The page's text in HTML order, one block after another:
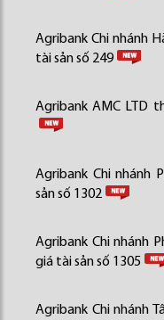
Agribank Chi nhánh
tài sản số 249
Agribank AMC LTD
Agribank Chi nhánh
sản số 1302
Agribank Chi nhánh
giá tài sản số 1305
Agribank Chi nhánh